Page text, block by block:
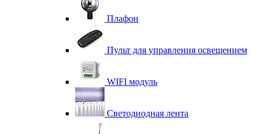
Плафон
Пульт для управления освещением
WIFI модуль
Светодиодная лента